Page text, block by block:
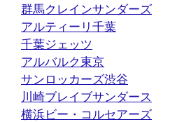
群馬クレインサンダーズ
アルティーリ千葉
千葉ジェッツ
アルバルク東京
サンロッカーズ渋谷
川崎ブレイブサンダース
横浜ビー・コルセアーズ